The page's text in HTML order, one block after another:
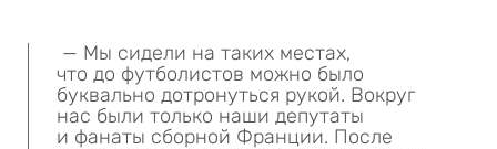
— Мы сидели на таких местах,
что до футболистов можно было
буквально дотронуться рукой. Вокруг
нас были только наши депутаты
и фанаты сборной Франции. После